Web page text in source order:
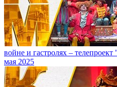
войне и гастролях –
мая 2025